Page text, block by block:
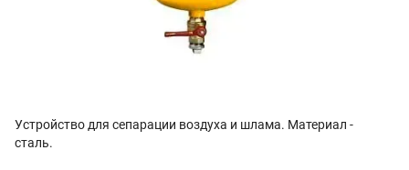
Устройство для сепарации воздуха и шлама. Материал -
сталь.